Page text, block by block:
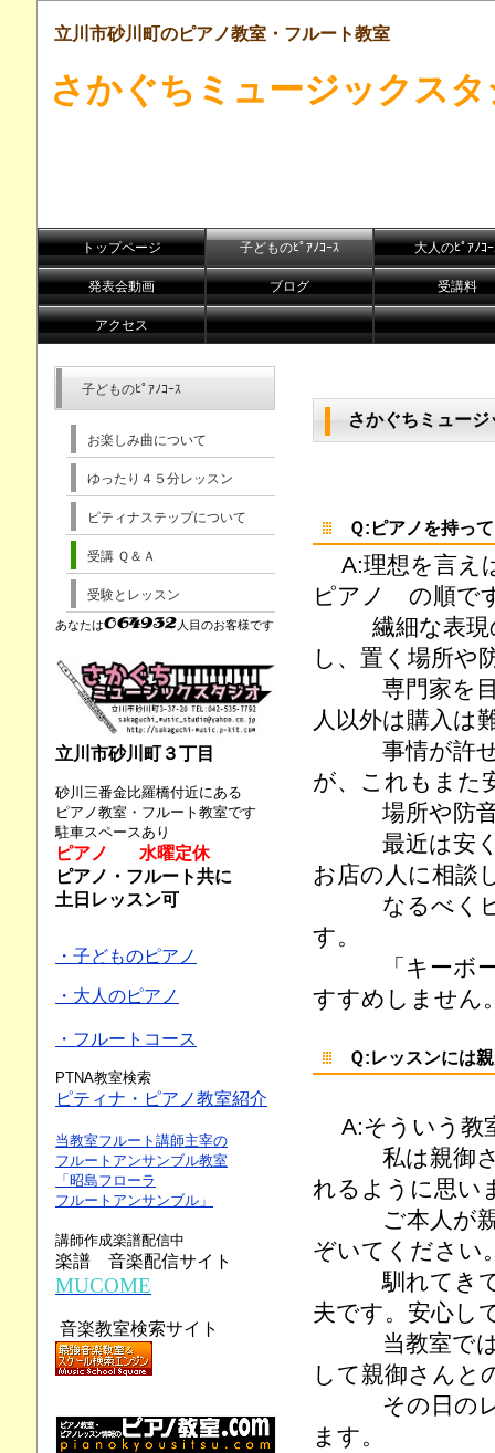
立川市砂川町のピアノ教室・フルート教室
さかぐちミュージックス
トップページ 子どものﾋﾟｱﾉｺｰｽ 大人のﾋﾟｱﾉｺ
発表会動画 ブログ 受講料
アクセス
さかぐちミュー
Ｑ:ピアノを持っ
A:理想を言え
ピアノ の順で
繊細な表現の
し、置く場所や
専門家を目指
人以外は購入は
事情が許せば
が、これもまた
場所や防音
最近は安くて
お店の人に相談
なるべくピア
す。
「キーボード
すすめしません
Ｑ:レッスンには
A:そういう教
私は親御さん
れるように思い
ご本人が親御
ぞいてください
馴れてきてひ
夫です。安心し
当教室では「
して親御さんと
その日のレッ
ます。
子どものﾋﾟｱﾉｺｰｽ
お楽しみ曲について
ゆったり４５分レッスン
ピティナステップについて
受講 Ｑ＆Ａ
受験とレッスン
あなたは 人目のお客様です
立川市砂川町３丁目
砂川三番金比羅橋付近にある
ピアノ教室・フルート教室です
駐車スペースあり
ピアノ 水曜定休
ピアノ・フルート共に
土日レッスン可
・子どものピアノ
・大人のピアノ
・フルートコース
PTNA教室検索
ピティナ・ピアノ教室紹介
当教室フルート講師主宰の
フルートアンサンブル教室
「昭島フローラ
フルートアンサンブル」
講師作成楽譜配信中
楽譜 音楽配信サイト
MUCOME
音楽教室検索サイト